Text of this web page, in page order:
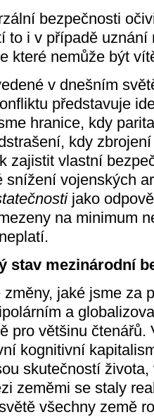
bezpečnosti
to i v případě uznání
které nemůže být
v dnešním
představuje
hranice, kdy
kdy
zajistit vlastní
snížení vojenských
jako
na minimum
stav mezinárodní
jaké jsme za
a
pro většinu čtenářů.
kognitivní
skutečností
zeměmi se staly
všechny země